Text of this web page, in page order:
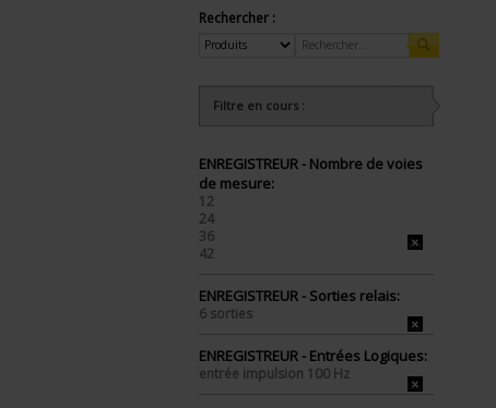
Rechercher :
Filtre en cours :
ENREGISTREUR - Nombre de voies
de mesure:
12
24
36
42
ENREGISTREUR - Sorties relais:
6 sorties
ENREGISTREUR - Entrées Logiques:
entrée impulsion 100 Hz